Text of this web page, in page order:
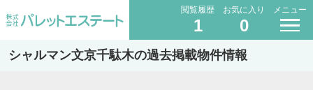
閲覧履歴
1
お気に入り
0
メニュー
シャルマン文京千駄木の過去掲載物件情報